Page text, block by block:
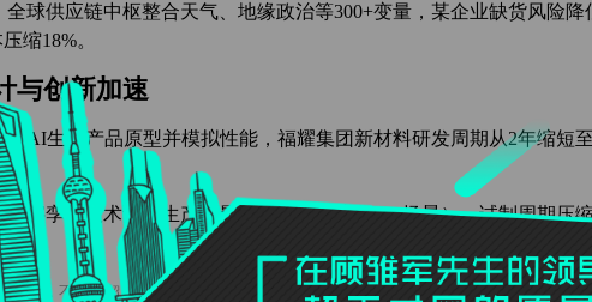
全球供应链中枢整合天气、地缘政治等300+变量，某企业缺货风险降
缩18%。
与创新加速
：AI生成产品原型并模拟性能，福耀集团新材料研发周期从2年缩短
数字孪生技术预演生产变量（如一汽模拟2000+场景），试制周期压
户端，不代表超天才网的观点和立场。文章及图片来源网络，版权归作者所有，如